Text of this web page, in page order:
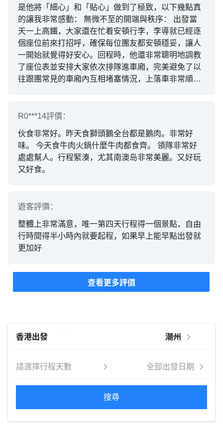
是他將「細心」和「貼心」做到了極致，以下幾點真
的讓我非常感動： 無微不至的開端與秩序： 出發當
天一上高鐵，大家還在忙着安頓行李，李導就已經逐
個座位前來打招呼，確保每位團友都安頓穩妥，讓人
一開始就覺得好安心。回程時，他還非常聰明地調教
了座位表並安排大家依次排隊進車廂，完美避免了以
往跟團常見的車廂內互相堵塞情況，上落車非常順
道菜式的正確食法，讓我們不只吃得飽，更吃得出潮
店購物時，李導完全站在團友的角度出發，坦誠地提
點大家哪些東西值得買、哪些地方需要「避伏」，這
種真誠、不硬銷的態度，贏得了全團人的信任。 安全
意識極高： 旅途中不論是上下旅遊巴，還是進出各個
者和腳步不便的團友照顧有加。 李佳明先生的服務充
滿熱誠與責任感，真的為永安旅遊樹立了極高的服務
標杆。因為有了他的帶領，這次的潮汕之旅吃得開
心、玩得放心。下次再報團，真心希望還能遇到像李
R0***14評價：
伙食非常好。昨天食獅頭鵝全台都是鵝肉。非常好
味。 今天食牛肉火鍋什麼牛肉都食齊。 領隊非常好
處處幫人。行程緊湊，尤其南澳𡷊非常美麗。又好玩
又好食。
遊客評價：
整體上非常滿意，唯一第四天行程得一個景點，自由
行時間得半小時內就要起程，如果早上能早點出發就
更加好
查看更多評價
搜尋